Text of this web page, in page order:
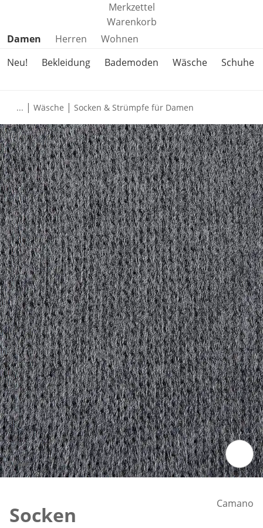
Merkzettel
Warenkorb
Produktkategorien überspringen
Damen Herren
Wohnen
Neu!
Bekleidung Bademoden Wäsche Schuhe
... | Wäsche | Socken & Strümpfe für Damen
2 Paar
Socken Camano